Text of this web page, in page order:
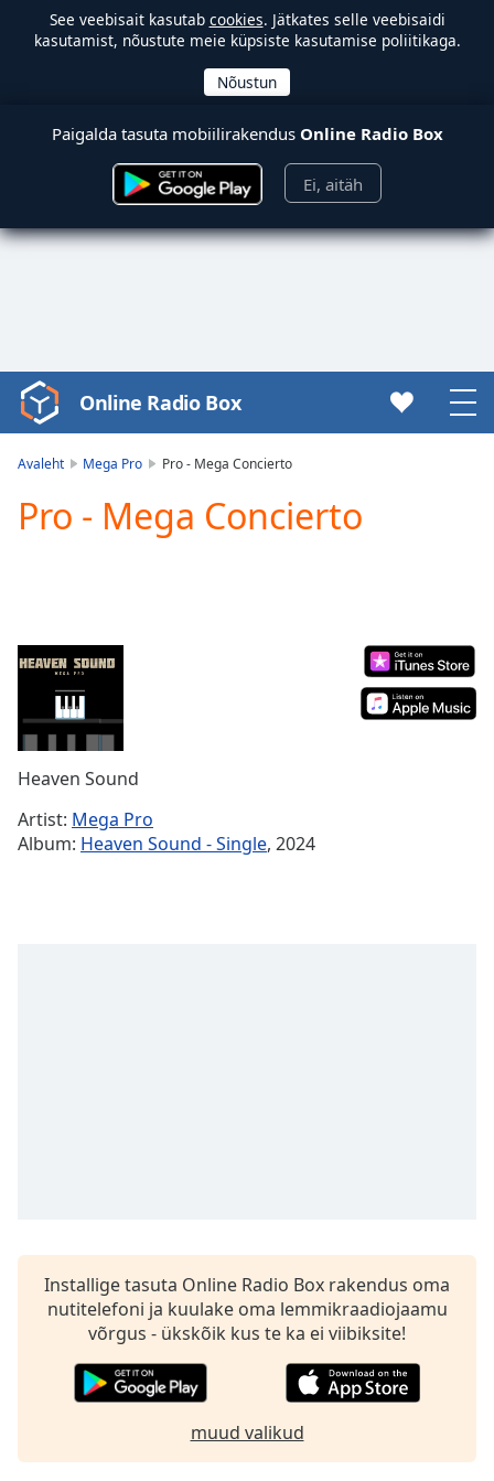
See veebisait kasutab cookies. Jätkates selle veebisaidi
kasutamist, nõustute meie küpsiste kasutamise poliitikaga.
Paigalda tasuta mobiilirakendus Online Radio Box
Ei, aitäh
Video
Player
Play
Video
Mute
Current
0:00
Duration-:-
Loaded:
Stream
TypeLIVE
descriptions
off,
selected
opens
Online Radio Box
Avaleht Mega Pro Pro - Mega Concierto
Pro - Mega Concierto
Heaven Sound
Artist: Mega Pro
Album: Heaven Sound - Single, 2024
Installige tasuta Online Radio Box rakendus oma
nutitelefoni ja kuulake oma lemmikraadiojaamu
võrgus - ükskõik kus te ka ei viibiksite!
muud valikud